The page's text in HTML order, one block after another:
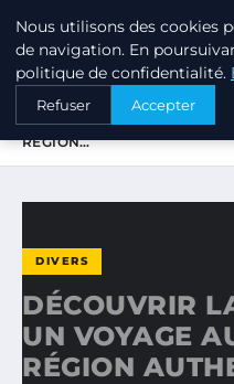
PTIT
ACCUEIL
DIVERS
DÉCOUVRIR LA PROVENCE
RÉGION…
DIVERS
DÉCOUVRIR
UN VOYAGE
RÉGION
Nous utilisons des cookies
de navigation. En
politique de confidentialité.
Refuser Accepter